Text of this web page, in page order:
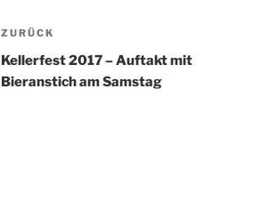
Beitragsnavigation
Vorheriger
Beitrag
ZURÜCK
Kellerfest 2017 – Auftakt mit
Bieranstich am Samstag